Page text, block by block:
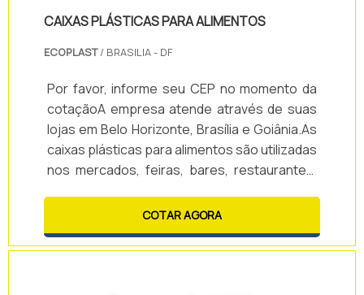
CAIXAS PLÁSTICAS PARA ALIMENTOS
ECOPLAST/ BRASILIA - DF
Por favor, informe seu CEP no momento da
cotaçãoA empresa atende através de suas
lojas em Belo Horizonte, Brasília e Goiânia.As
caixas plásticas para alimentos são utilizadas
nos mercados, feiras, bares, restaurantes,
açougues, frigoríficos, indústrias alimentícias
etcAs caixas plásticas de alimentos devem
ser fabricadas com matéria-prima virgem
COTAR AGORA